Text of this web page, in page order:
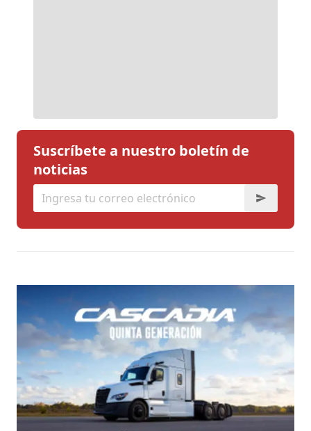
Suscríbete a nuestro boletín de
noticias